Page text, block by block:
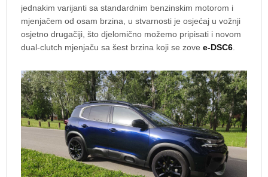
jednakim varijanti sa standardnim benzinskim motorom i
mjenjačem od osam brzina, u stvarnosti je osjećaj u vožnji
osjetno drugačiji, što djelomično možemo pripisati i novom
dual-clutch mjenjaču sa šest brzina koji se zove e-DSC6